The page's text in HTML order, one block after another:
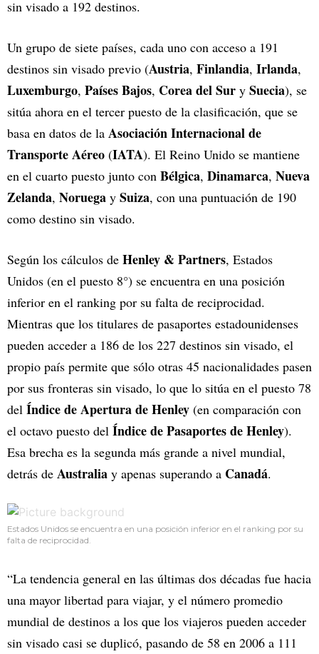
sin visado a 192 destinos.
Un grupo de siete países, cada uno con acceso a 191
destinos sin visado previo (Austria, Finlandia, Irlanda,
Luxemburgo, Países Bajos, Corea del Sur y Suecia), se
sitúa ahora en el tercer puesto de la clasificación, que se
basa en datos de la Asociación Internacional de
Transporte Aéreo (IATA). El Reino Unido se mantiene
en el cuarto puesto junto con Bélgica, Dinamarca, Nueva
Zelanda, Noruega y Suiza, con una puntuación de 190
como destino sin visado.
Según los cálculos de Henley & Partners, Estados
Unidos (en el puesto 8°) se encuentra en una posición
inferior en el ranking por su falta de reciprocidad.
Mientras que los titulares de pasaportes estadounidenses
pueden acceder a 186 de los 227 destinos sin visado, el
propio país permite que sólo otras 45 nacionalidades pasen
por sus fronteras sin visado, lo que lo sitúa en el puesto 78
del Índice deApertura de Henley (en comparación con
el octavo puesto del Índice dePasaportes de Henley).
Esa brecha es la segunda más grande a nivel mundial,
detrás de Australia y apenas superando a Canadá.
Estados Unidos se encuentra en una posición inferior en el ranking por su
falta de reciprocidad.
“La tendencia general en las últimas dos décadas fue hacia
una mayor libertad para viajar, y el número promedio
mundial de destinos a los que los viajeros pueden acceder
sin visado casi se duplicó, pasando de 58 en 2006 a 111